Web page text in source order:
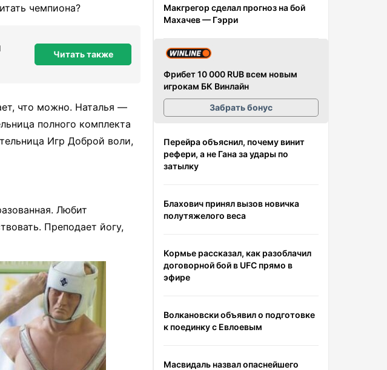
чемпиона?
Читать также
что можно. Наталья —
полного комплекта
Игр Доброй воли,
Любит
Преподает йогу,
Макгрегор сделал прогноз на бой
Махачев — Гэрри
Фрибет 10 000 RUB всем новым
игрокам БК Винлайн
Забрать бонус
Перейра объяснил, почему винит
рефери, а не Гана за удары по
затылку
Блахович принял вызов новичка
полутяжелого веса
Кормье рассказал, как разоблачил
договорной бой в UFC прямо в
эфире
Волкановски объявил о подготовке
к поединку с Евлоевым
Масвидаль назвал опаснейшего